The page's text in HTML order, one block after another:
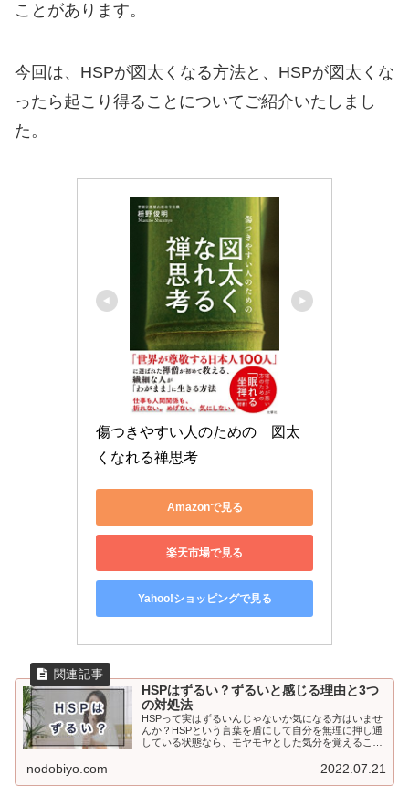
ことがあります。
今回は、HSPが図太くなる方法と、HSPが図太くな
ったら起こり得ることについてご紹介いたしまし
た。
傷つきやすい人のための　図太
くなれる禅思考
Amazonで見る
楽天市場で見る
Yahoo!ショッピングで見る
HSPはずるい？ずるいと感じる理由と3つ
の対処法
HSPって実はずるいんじゃないか気になる方はいませ
んか？HSPという言葉を盾にして自分を無理に押し通
している状態なら、モヤモヤとした気分を覚えること
じる理由と対処法についてご紹介いたします。
nodobiyo.com 2022.07.21